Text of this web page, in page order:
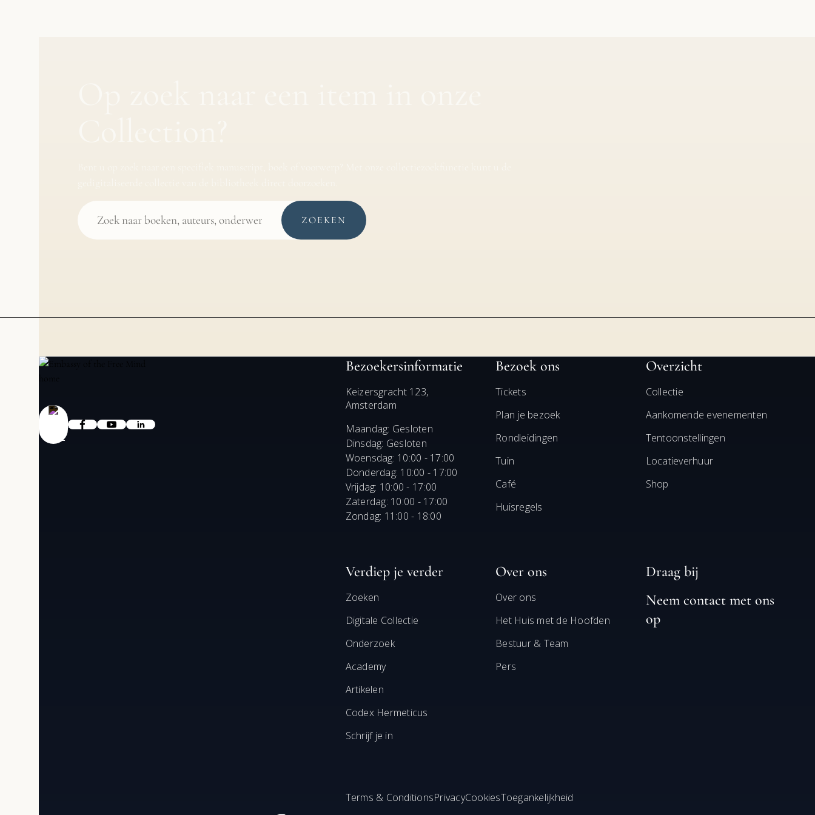
Bezoekersinformatie
Keizersgracht 123,
Amsterdam
Maandag: Gesloten
Dinsdag: Gesloten
Woensdag: 10:00 - 17:00
Donderdag: 10:00 - 17:00
Vrijdag: 10:00 - 17:00
Zaterdag: 10:00 - 17:00
Zondag: 11:00 - 18:00
Bezoek ons
Tickets
Plan je bezoek
Rondleidingen
Tuin
Café
Huisregels
Overzicht
Collectie
Aankomende evenementen
Tentoonstellingen
Locatieverhuur
Shop
Verdiep je verder
Zoeken
Digitale Collectie
Onderzoek
Academy
Artikelen
Codex Hermeticus
Schrijf je in
Over ons
Over ons
Het Huis met de Hoofden
Bestuur & Team
Pers
Draag bij
Neem contact met ons
op
Terms & ConditionsPrivacyCookiesToegankelijkheid